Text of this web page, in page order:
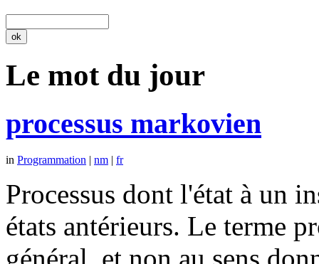
Le mot du jour
processus markovien
in Programmation | nm | fr
Processus dont l'état à un
états antérieurs. Le terme